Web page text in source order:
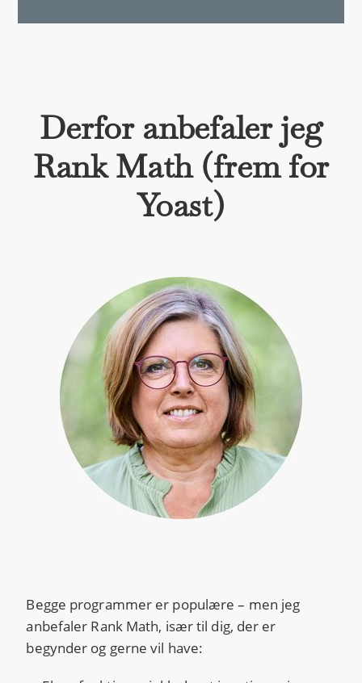
Derfor anbefaler jeg
Rank Math (frem for
Yoast)
Begge programmer er populære – men jeg
anbefaler Rank Math, især til dig, der er
begynder og gerne vil have: